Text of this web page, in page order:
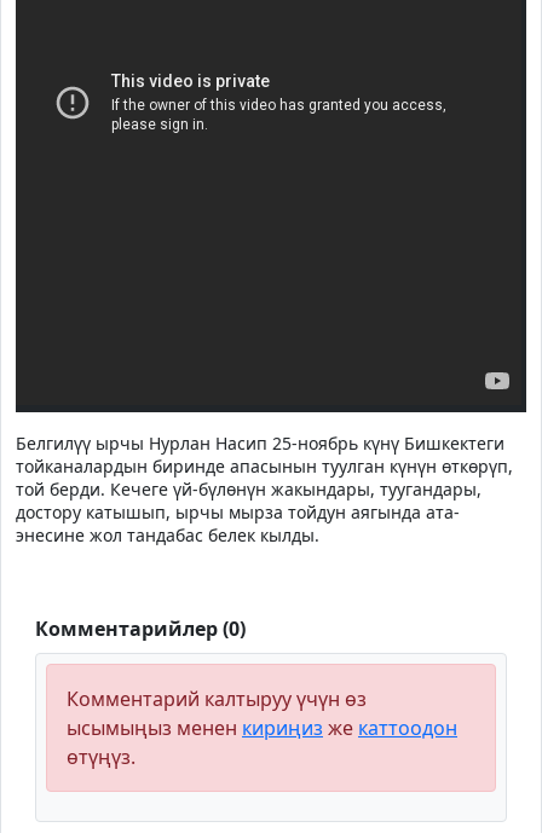
Белгилүү ырчы Нурлан Насип 25-ноябрь күнү Бишкектеги
тойканалардын биринде апасынын туулган күнүн өткөрүп,
той берди. Кечеге үй-бүлөнүн жакындары, туугандары,
достору катышып, ырчы мырза тойдун аягында ата-
энесине жол тандабас белек кылды.
Комментарийлер (0)
Комментарий калтыруу үчүн өз
ысымыңыз менен кириңиз же каттоодон
өтүңүз.